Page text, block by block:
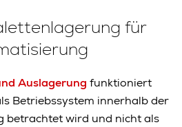
für
Auslagerung funktioniert
Betriebssystem innerhalb der
betrachtet wird und nicht als